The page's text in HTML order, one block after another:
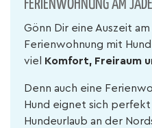
FERIENWOHNUNG AM
Gönn Dir eine Auszeit
Ferienwohnung mit
viel Komfort, Freiraum
Denn auch eine
Hund eignet sich
Hundeurlaub an der